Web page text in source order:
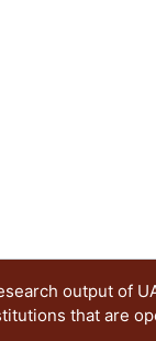
output of
that are